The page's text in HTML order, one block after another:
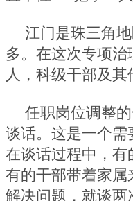
江门是珠三角
多。在这次专项治
人，科级干部及其
任职岗位调整
谈话。这是一个
在谈话过程中，
有的干部带着家属
解决问题，就谈